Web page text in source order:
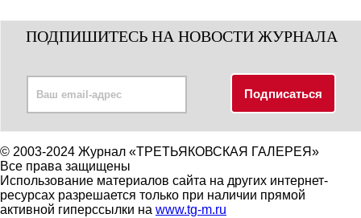
ПОДПИШИТЕСЬ НА НОВОСТИ ЖУРНАЛА
© 2003-2024 Журнал «ТРЕТЬЯКОВСКАЯ ГАЛЕРЕЯ»
Все права защищены
Использование материалов сайта на других интернет-
ресурсах разрешается только при наличии прямой
активной гиперссылки на www.tg-m.ru